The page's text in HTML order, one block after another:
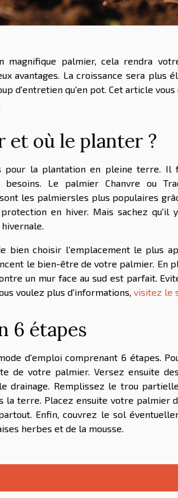
palmier, cela rendra
avantages. La croissance sera plus
d'entretien qu'en pot. Cet article
et où le planter ?
pour la plantation en pleine terre. Il
Le palmier Chanvre ou
les palmiersles plus populaires
en hiver. Mais sachez qu'il
bien choisir l'emplacement le plus
le bien-être de votre palmier. En
un mur face au sud est parfait.
voulez plus d'informations, visitez le
6 étapes
d'emploi comprenant 6 étapes.
de votre palmier. Versez ensuite
drainage. Remplissez le trou
la terre. Placez ensuite votre palmier
Enfin, couvrez le sol
herbes et de la mousse.